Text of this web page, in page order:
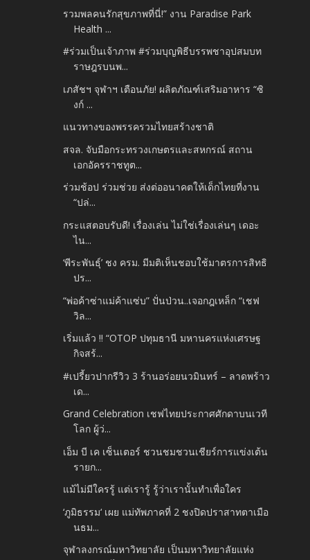
รวมพลคนรักสุขภาพที่นี่!” งาน Paradise Park
Health ...
#ร่วมเป็นเจ้าภาพ #ร่วมบุญพิธีบรรพชาอุปสมบท
ราษฎรบนพ...
เภสัชฯ จุฬาฯ เตือนภัย! ผลิตภัณฑ์เสริมอาหาร “ซิ
งก์ ...
แนวทางของพรรครวมไทยสร้างชาติ
สจล. จับมือกระทรวงเกษตรและสหกรณ์ สถาน
เอกอัครราชทูต...
ร่วมช้อป ร่วมช่วย ส่งต่ออนาคตให้เด็กไทยที่งาน
“ปล่...
กระแสตอบรับดี! เรื่องเล่น ไม่ใช่เรื่องเล่นๆ เดอะ
ไน...
‘พีระพันธุ์’ ชง ครม. มีมติเห็นชอบใช้มาตรการสิทธิ
ปร...
“พ่อค้าซ่าแม่ค้าแซ่บ” ปั่นป่วน..เจอกฎเหล็ก “เชฟ
วิล...
เริ่มแล้ว !! “OTOP ปทุมธานี มหานครแห่งเศรษฐ
กิจสร้...
#เปรี้ยวปากรีวิว 3 ร้านอร่อยนวมินทร์ – ลาดพร้าว
เด...
Grand Celebration เชฟไทยประกาศศักดาบนเวที
โลก ผู้ว่...
เอ็ม บี เค เซ็นเตอร์ ชวนชมชวนเชียร์การแข่งเต้น
รายก...
แม้ไม่มีใครรู้ แต่เรารู้ รู้ว่าเรานั้นทำเพื่อใคร
‘ภูมิธรรม‘ เผย แม่ทัพภาคที่ 2 ชงปิดปราสาทตาเมือ
นธม...
จุฬาลงกรณ์มหาวิทยาลัย เป็นมหาวิทยาลัยแห่ง